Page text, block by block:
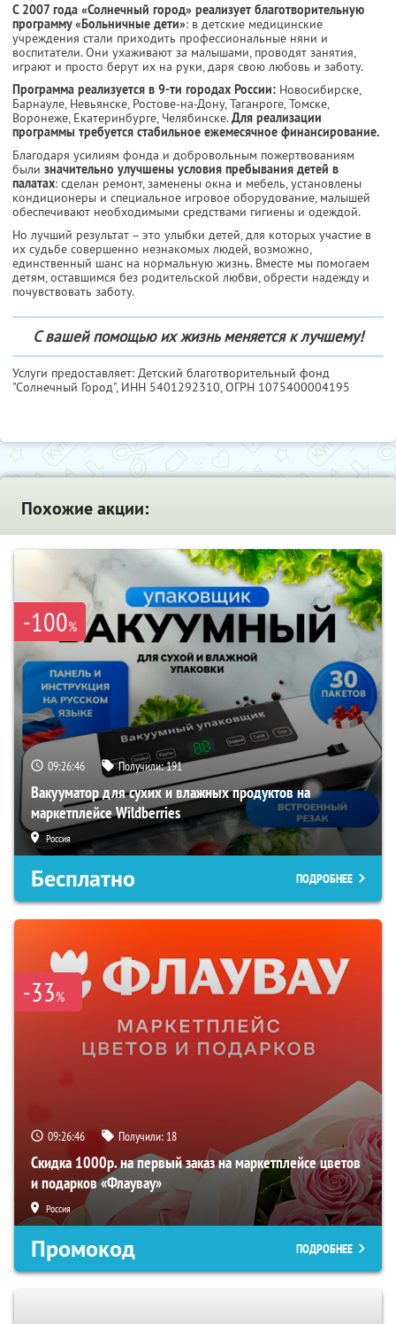
С 2007 года «Солнечный город» реализует благотворительную
программу «Больничные дети»: в детские медицинские
учреждения стали приходить профессиональные няни и
воспитатели. Они ухаживают за малышами, проводят занятия,
играют и просто берут их на руки, даря свою любовь и заботу.
Программа реализуется в 9-ти городах России: Новосибирске,
Барнауле, Невьянске, Ростове-на-Дону, Таганроге, Томске,
Воронеже, Екатеринбурге, Челябинске.Для реализации
программы требуется стабильное ежемесячное финансирование.
Благодаря усилиям фонда и добровольным пожертвованиям
были значительно улучшены условия пребывания детей в
палатах: сделан ремонт, заменены окна и мебель, установлены
кондиционеры и специальное игровое оборудование, малышей
обеспечивают необходимыми средствами гигиены и одеждой.
Но лучший результат – это улыбки детей, для которых участие в
их судьбе совершенно незнакомых людей, возможно,
единственный шанс на нормальную жизнь. Вместе мы помогаем
детям, оставшимся без родительской любви, обрести надежду и
почувствовать заботу.
С вашей помощью их жизнь меняется к лучшему!
Услуги предоставляет: Детский благотворительный фонд
"Солнечный Город", ИНН 5401292310, ОГРН 1075400004195
Похожие акции:
-100%
09:26:45 Получили:191
Вакууматор для сухих и влажных продуктов на
маркетплейсе Wildberries
Россия
Бесплатно ПОДРОБНЕЕ
-33%
09:26:45 Получили: 18
Скидка 1000р. на первый заказ на маркетплейсе цветов
и подарков «Флаувау»
Россия
Промокод ПОДРОБНЕЕ